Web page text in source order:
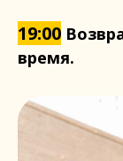
19:00
время.